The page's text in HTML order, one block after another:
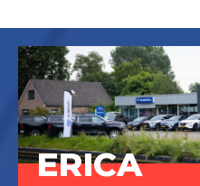
ERICA